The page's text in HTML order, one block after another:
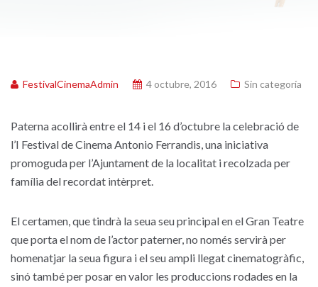
FestivalCinemaAdmin 4 octubre, 2016 Sin categoría
Paterna acollirà entre el 14 i el 16 d’octubre la celebració de
l’I Festival de Cinema Antonio Ferrandis, una iniciativa
promoguda per l’Ajuntament de la localitat i recolzada per
família del recordat intèrpret.
El certamen, que tindrà la seua seu principal en el Gran Teatre
que porta el nom de l’actor paterner, no només servirà per
homenatjar la seua figura i el seu ampli llegat cinematogràfic,
sinó també per posar en valor les produccions rodades en la